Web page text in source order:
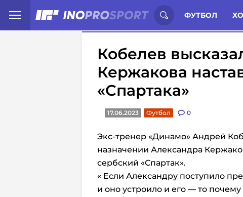
ФУТБОЛ
Иностранцы о спорте России: Статьи
Кобелев
Кержакова
«Спартака»
17.06.2023 Футбол 0
Экс-тренер «Динамо» Андрей
назначении Александра
сербский «Спартак».
« Если Александру поступило
и оно устроило и его — то